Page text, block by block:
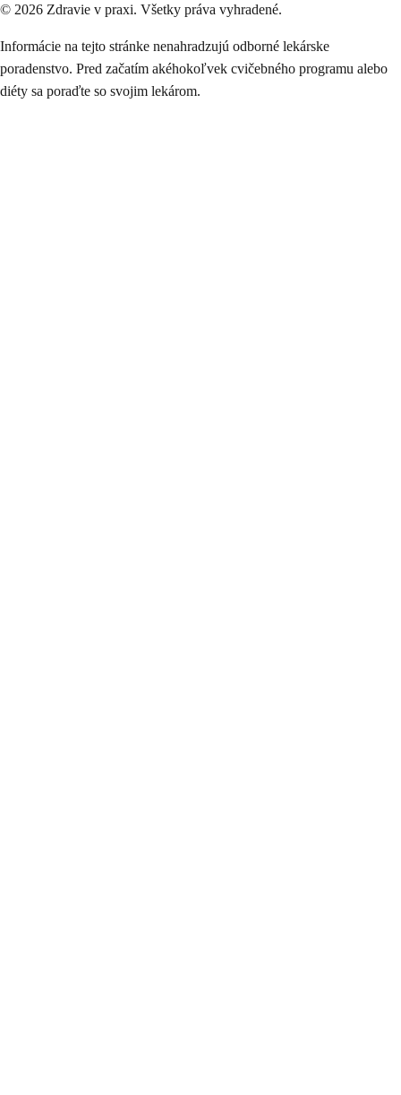
© 2026 Zdravie v praxi. Všetky práva vyhradené.
Informácie na tejto stránke nenahradzujú odborné lekárske
poradenstvo. Pred začatím akéhokoľvek cvičebného programu alebo
diéty sa poraďte so svojim lekárom.